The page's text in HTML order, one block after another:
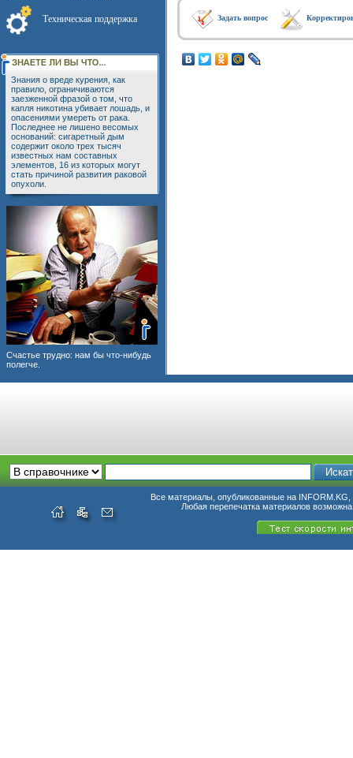
Техническая поддержка
Знания о вреде курения, как
правило, ограничиваются
заезженной фразой о том, что
капля никотина убивает лошадь, и
опасениями умереть от рака.
Последнее не лишено весомых
оснований: сигаретный дым
содержит около трех тысяч
известных нам составных
элементов, 16 из которых могут
стать причиной развития раковой
опухоли.
Счастье трудно: нам бы что-нибудь
полегче.
Задать вопрос
Все материалы, опубликованные на INFORM.KG,
Любая перепечатка материалов